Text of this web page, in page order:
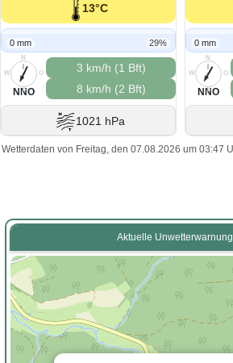
13°C
0 mm 29%
N
O
S
W
NNO
3 km/h (1 Bft)
8 km/h (2 Bft)
1021 hPa
0 mm
N
O
S
W
NNO
Wetterdaten von Freitag, den 07.08.2026 um 03:47
Aktuelle